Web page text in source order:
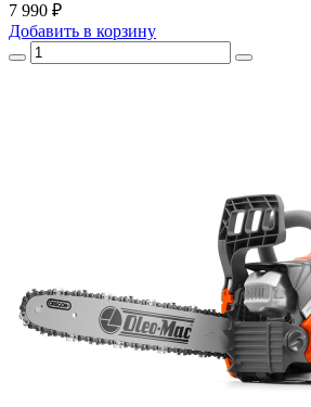
7 990 ₽
Добавить в корзину